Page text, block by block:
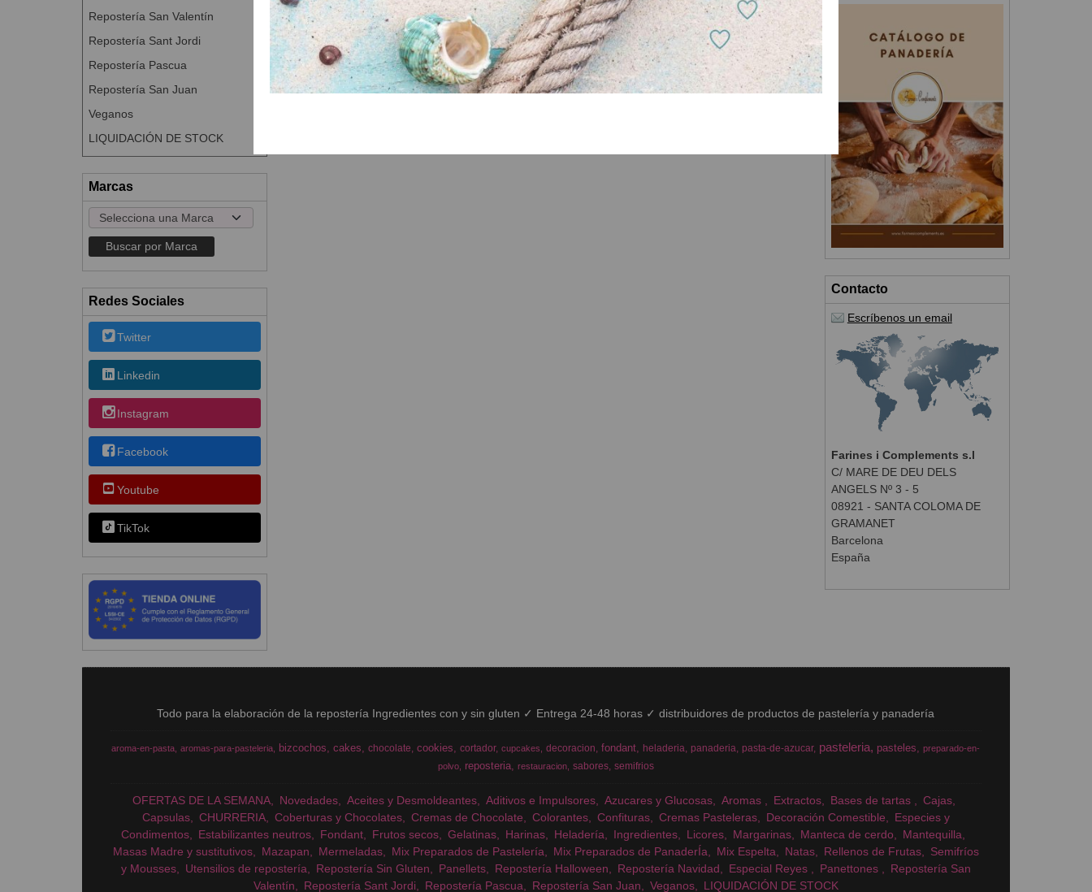
Repostería San Valentín
Repostería Sant Jordi
Repostería Pascua
Repostería San Juan
Veganos
LIQUIDACIÓN DE STOCK
Marcas
Redes Sociales
Twitter
Linkedin
Instagram
Facebook
Youtube
TikTok
Dejar fermentar a +5 ºC durante la noche (12 – 16 horas).
Una vez fermentadas, dejar reposar las piezas 50 – 60 minutos.
Cocer de entrada a 230 ºC (con vapor), bajando a 200 ºC durante unos 35 minutos.
Contacto
Escríbenos un email
Farines i Complements s.l
C/ MARE DE DEU DELS
ANGELS Nº 3 - 5
08921 - SANTA COLOMA DE
GRAMANET
Barcelona
España
Todo para la elaboración de la repostería Ingredientes con y sin gluten ✓ Entrega 24-48 horas ✓ distribuidores de productos de pastelería y panadería
aroma-en-pasta aromas-para-pasteleria bizcochos cakes chocolate cookies cortador cupcakes decoracion fondant heladeria panaderia pasta-de-azucar pasteleria pasteles
preparado-en-
polvo
reposteria restauracion sabores semifrios
OFERTAS DE LA SEMANA Novedades Aceites y Desmoldeantes Aditivos e Impulsores Azucares y Glucosas Aromas Extractos Bases de tartas
Cajas
Capsulas
CHURRERIA Coberturas y Chocolates Cremas de Chocolate Colorantes Confituras Cremas Pasteleras Decoración Comestible
Especies y
Condimentos
Estabilizantes neutros Fondant Frutos secos Gelatinas Harinas Heladería Ingredientes Licores Margarinas Manteca de cerdo
Mantequilla
Masas Madre y sustitutivos
Mazapan Mermeladas Mix Preparados de Pastelería Mix Preparados de PanaderÍa Mix Espelta Natas Rellenos de Frutas
Semifríos
y Mousses
Utensilios de repostería Repostería Sin Gluten Panellets Repostería Halloween Repostería Navidad Especial Reyes Panettones
Repostería San
Valentín
Repostería Sant Jordi Repostería Pascua Repostería San Juan Veganos LIQUIDACIÓN DE STOCK